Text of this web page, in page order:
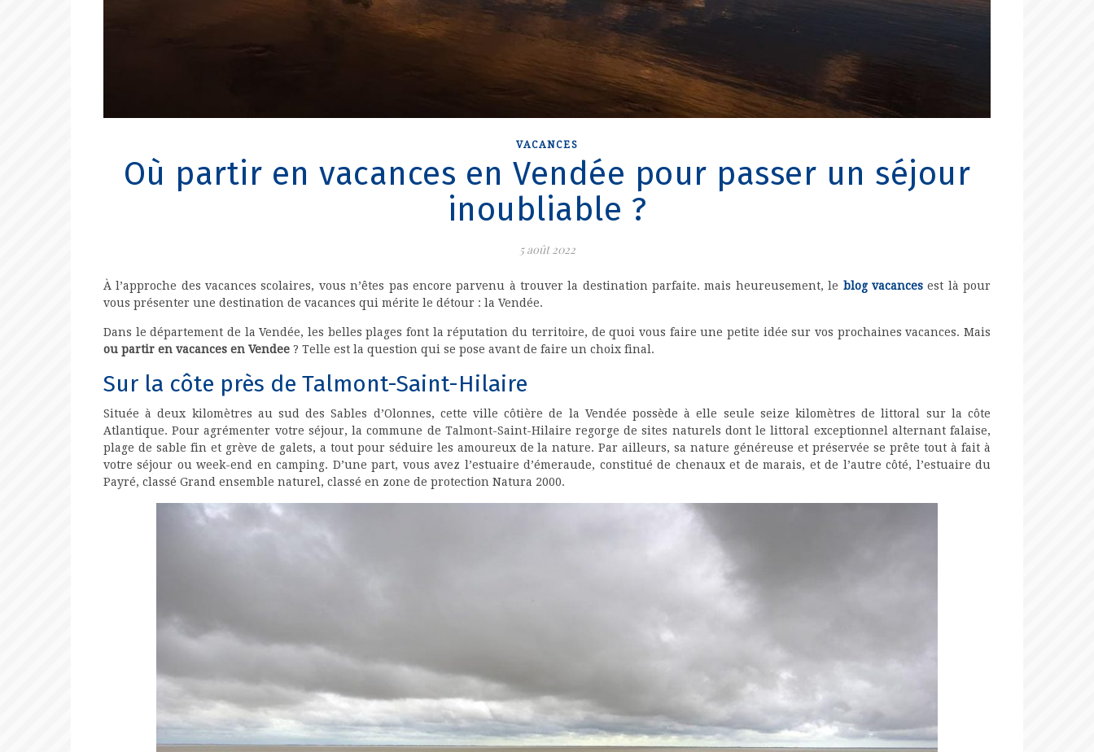
VACANCES
Où partir en vacances en Vendée pour passer un séjour
inoubliable ?
5 août 2022
À l’approche des vacances scolaires, vous n’êtes pas encore parvenu à trouver la destination parfaite. mais heureusement, le blog vacancesest là pour
vous présenter une destination de vacances qui mérite le détour : la Vendée.
Dans le département de la Vendée, les belles plages font la réputation du territoire, de quoi vous faire une petite idée sur vos prochaines vacances. Mais
ou partir en vacances en Vendee ? Telle est la question qui se pose avant de faire un choix final.
Sur la côte près de Talmont-Saint-Hilaire
Située à deux kilomètres au sud des Sables d’Olonnes, cette ville côtière de la Vendée possède à elle seule seize kilomètres de littoral sur la côte
Atlantique. Pour agrémenter votre séjour, la commune de Talmont-Saint-Hilaire regorge de sites naturels dont le littoral exceptionnel alternant falaise,
plage de sable fin et grève de galets, a tout pour séduire les amoureux de la nature. Par ailleurs, sa nature généreuse et préservée se prête tout à fait à
votre séjour ou week-end en camping. D’une part, vous avez l’estuaire d’émeraude, constitué de chenaux et de marais, et de l’autre côté, l’estuaire du
Payré, classé Grand ensemble naturel, classé en zone de protection Natura 2000.